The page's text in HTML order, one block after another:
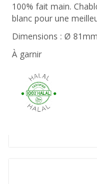
100% fait main.
blanc pour une
Dimensions : Ø
À garnir